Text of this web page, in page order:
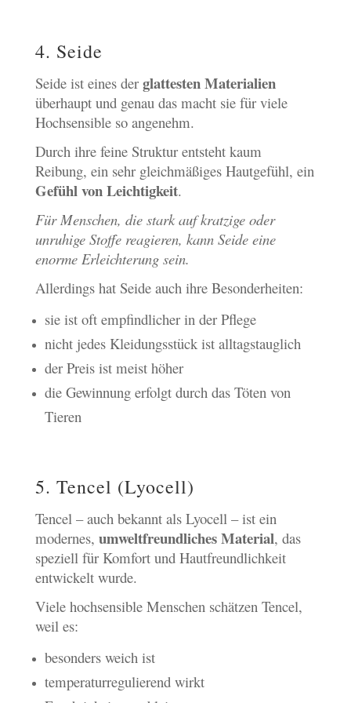
4. Seide
Seide ist eines der glattesten Materialien
überhaupt und genau das macht sie für viele
Hochsensible so angenehm.
Durch ihre feine Struktur entsteht kaum
Reibung, ein sehr gleichmäßiges Hautgefühl, ein
Gefühl von Leichtigkeit.
Für Menschen, die stark auf kratzige oder
unruhige Stoffe reagieren, kann Seide eine
enorme Erleichterung sein.
Allerdings hat Seide auch ihre Besonderheiten:
sie ist oft empfindlicher in der Pflege
nicht jedes Kleidungsstück ist alltagstauglich
der Preis ist meist höher
die Gewinnung erfolgt durch das Töten von
Tieren
5. Tencel (Lyocell)
Tencel – auch bekannt als Lyocell – ist ein
modernes, umweltfreundliches Material, das
speziell für Komfort und Hautfreundlichkeit
entwickelt wurde.
Viele hochsensible Menschen schätzen Tencel,
weil es:
besonders weich ist
temperaturregulierend wirkt